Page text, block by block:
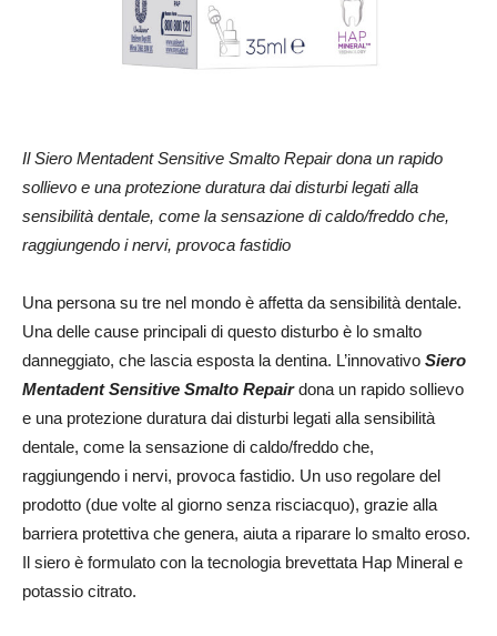
Il Siero Mentadent Sensitive Smalto Repair dona un rapido
sollievo e una protezione duratura dai disturbi legati alla
sensibilità dentale, come la sensazione di caldo/freddo che,
raggiungendo i nervi, provoca fastidio
Una persona su tre nel mondo è affetta da sensibilità dentale.
Una delle cause principali di questo disturbo è lo smalto
danneggiato, che lascia esposta la dentina. L’innovativo Siero
Mentadent Sensitive Smalto Repairdona un rapido sollievo
e una protezione duratura dai disturbi legati alla sensibilità
dentale, come la sensazione di caldo/freddo che,
raggiungendo i nervi, provoca fastidio. Un uso regolare del
prodotto (due volte al giorno senza risciacquo), grazie alla
barriera protettiva che genera, aiuta a riparare lo smalto eroso.
Il siero è formulato con la tecnologia brevettata Hap Mineral e
potassio citrato.